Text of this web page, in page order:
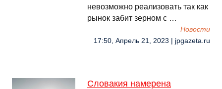
невозможно реализовать так как
рынок забит зерном с …
Новости
17:50, Апрель 21, 2023 | jpgazeta.ru
Словакия намерена